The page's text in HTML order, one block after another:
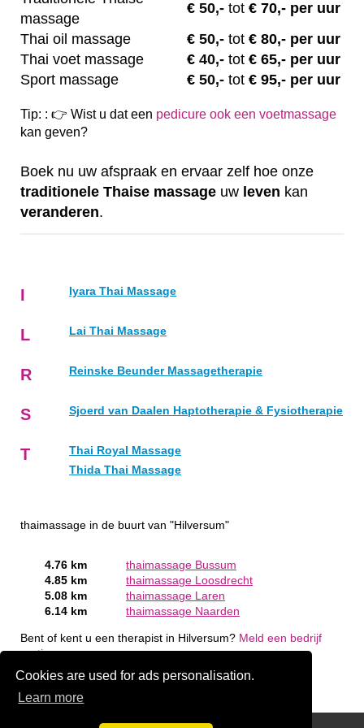
Cookies are used for ads personalisation.
Learn more
massage
€ 50,- tot € 70,- per uur
Thai oil massage
€ 50,- tot € 80,- per uur
Thai voet massage
€ 40,- tot € 65,- per uur
Sport massage
€ 50,- tot € 95,- per uur
Tip: : 👉 Wist u dat een pedicure ook een voetmassage
kan geven?
Boek nu uw afspraak en ervaar zelf hoe onze
traditionele Thaise massage uw leven kan
veranderen.
I Iyara Thai Massage
L Lai Thai Massage
R Reinske Beunder Massagetherapie
S Sjoerd van Daalen Haptotherapie & Fysiotherapie
T
Thai Royal Massage
Thida Thai Massage
thaimassage in de buurt van "Hilversum"
4.76 km
thaimassage Bussum
4.85 km
thaimassage Loosdrecht
5.08 km
thaimassage Laren
6.14 km
thaimassage Naarden
Bent of kent u een therapist in Hilversum? Meld een bedrijf
gratis aan